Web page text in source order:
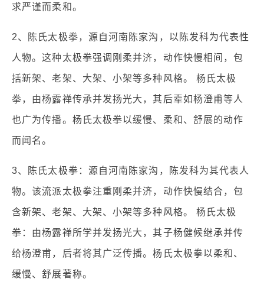
求严谨而柔和。
2、陈氏太极拳，源自河南陈家沟，以陈发科为代表性
人物。这种太极拳强调刚柔并济，动作快慢相间，包
括新架、老架、大架、小架等多种风格。 杨氏太极
拳，由杨露禅传承并发扬光大，其后辈如杨澄甫等人
也广为传播。杨氏太极拳以缓慢、柔和、舒展的动作
而闻名。
3、陈氏太极拳：源自河南陈家沟，陈发科为其代表人
物。该流派太极拳注重刚柔并济，动作快慢结合，包
含新架、老架、大架、小架等多种风格。 杨氏太极
拳：由杨露禅所学并发扬光大，其子杨健候继承并传
给杨澄甫，后者将其广泛传播。杨氏太极拳以柔和、
缓慢、舒展著称。